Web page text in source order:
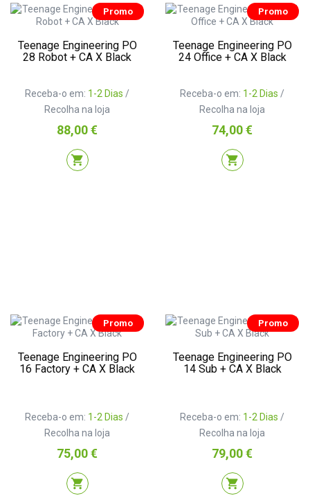
Promo
Teenage Engineering PO
28 Robot + CA X Black
Receba-o em: 1-2 Dias /
Recolha na loja
Preço
88,00 €
shopping_cart
Promo
Teenage Engineering PO
24 Office + CA X Black
Receba-o em: 1-2 Dias /
Recolha na loja
Preço
74,00 €
shopping_cart
Promo
Teenage Engineering PO
16 Factory + CA X Black
Receba-o em: 1-2 Dias /
Recolha na loja
Preço
75,00 €
shopping_cart
Promo
Teenage Engineering PO
14 Sub + CA X Black
Receba-o em: 1-2 Dias /
Recolha na loja
Preço
79,00 €
shopping_cart